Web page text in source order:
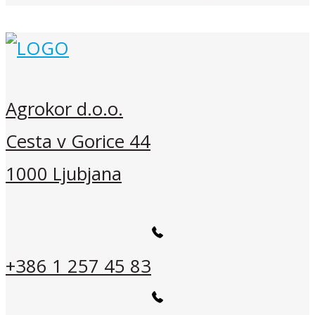
Agrokor d.o.o.
Cesta v Gorice 44
1000 Ljubjana
+386 1 257 45 83